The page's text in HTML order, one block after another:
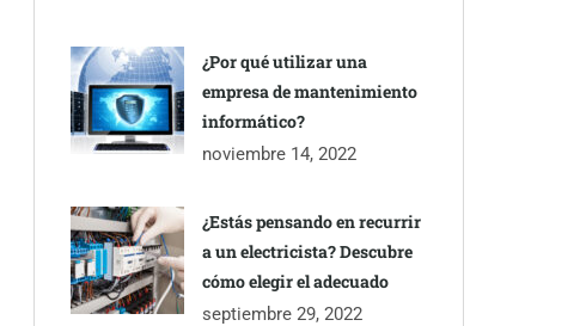
¿Por qué utilizar una
empresa de mantenimiento
informático?
noviembre 14, 2022
¿Estás pensando en recurrir
a un electricista? Descubre
cómo elegir el adecuado
septiembre 29, 2022